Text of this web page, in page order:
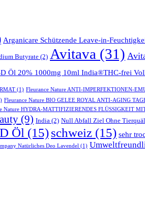
Arganicare Schützende Leave-in-
Butyrate (2) Avitava (31)
Öl 20% 1000mg 10ml India®THC-frei
(1) Fleurance Nature ANTI-IMPERFEKTIONEN-
Fleurance Nature BIO GELEE ROYAL ANTI-AGING
Nature HYDRA-MATTIFIZIERENDES FLÜSSIGKEIT
(9) India (2) Null Abfall Ziel Ohne
Öl (15)schweiz (15) sehr
Natürliches Deo Lavendel (1)